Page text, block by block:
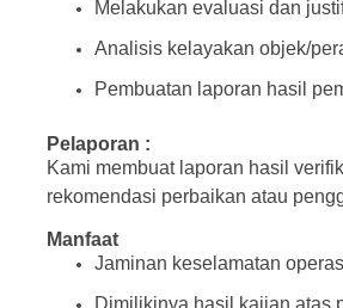
Melakukan evaluasi dan
Analisis kelayakan objek/
Pembuatan laporan hasil
Pelaporan :
Kami membuat laporan hasil
rekomendasi perbaikan atau
Manfaat
Jaminan keselamatan
Dimilikinya hasil kajian atas